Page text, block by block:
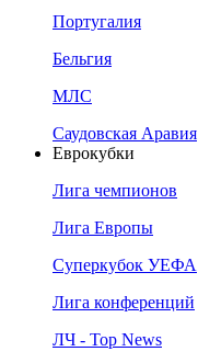
Португалия
Бельгия
МЛС
Саудовская Аравия
Еврокубки
Лига чемпионов
Лига Европы
Суперкубок УЕФА
Лига конференций
ЛЧ - Top News